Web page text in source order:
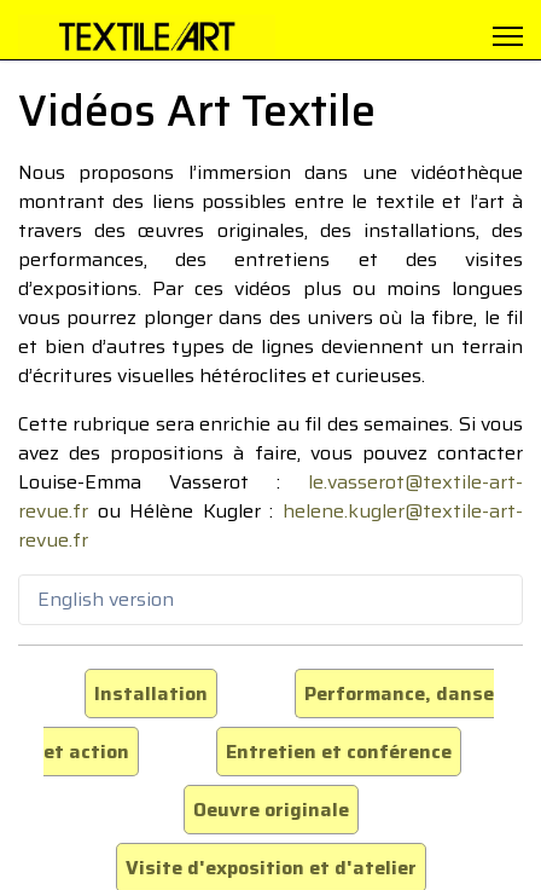
Vidéos Art Textile
Nous proposons l’immersion dans une vidéothèque
montrant des liens possibles entre le textile et l’art à
travers des œuvres originales, des installations, des
performances, des entretiens et des visites
d’expositions. Par ces vidéos plus ou moins longues
vous pourrez plonger dans des univers où la fibre, le fil
et bien d’autres types de lignes deviennent un terrain
d’écritures visuelles hétéroclites et curieuses.
Cette rubrique sera enrichie au fil des semaines. Si vous
avez des propositions à faire, vous pouvez contacter
Louise-Emma Vasserot : le.vasserot@textile-art-
revue.fr ou Hélène Kugler : helene.kugler@textile-art-
revue.fr
English version
Installation
Performance, danse
et action
Entretien et conférence
Oeuvre originale
Visite d'exposition et d'atelier